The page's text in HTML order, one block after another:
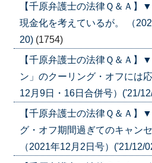
【千原弁護士の法律Ｑ＆Ａ
現金化を考えているが。 （
20) (1754)
【千原弁護士の法律Ｑ＆Ａ
ン」のクーリング・オフには
12月9日・16日合併号）('21/
【千原弁護士の法律Ｑ＆Ａ
グ・オフ期間過ぎてのキャン
（2021年12月2日号）('21/12/